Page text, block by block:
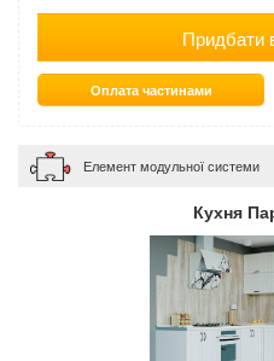
Придбати
Оплата частинами
Елемент модульної системи
Кухня